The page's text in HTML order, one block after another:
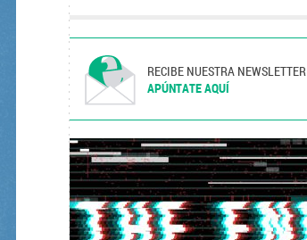
RECIBE NUESTRA NEWSLETTER
APÚNTATE AQUÍ